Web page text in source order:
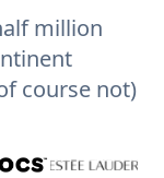
million
course not)